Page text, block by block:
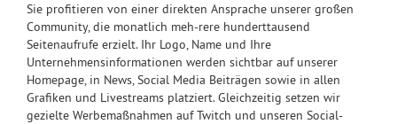
Sie profitieren von einer direkten Ansprache unserer großen
Community, die monatlich meh-rere hunderttausend
Seitenaufrufe erzielt. Ihr Logo, Name und Ihre
Unternehmensinformationen werden sichtbar auf unserer
Homepage, in News, Social Media Beiträgen sowie in allen
Grafiken und Livestreams platziert. Gleichzeitig setzen wir
gezielte Werbemaßnahmen auf Twitch und unseren Social-